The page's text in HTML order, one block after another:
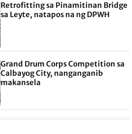
Retrofitting sa Pinamitinan Bridge
sa Leyte, natapos na ng DPWH
Grand Drum Corps Competition sa
Calbayog City, nanganganib
makansela